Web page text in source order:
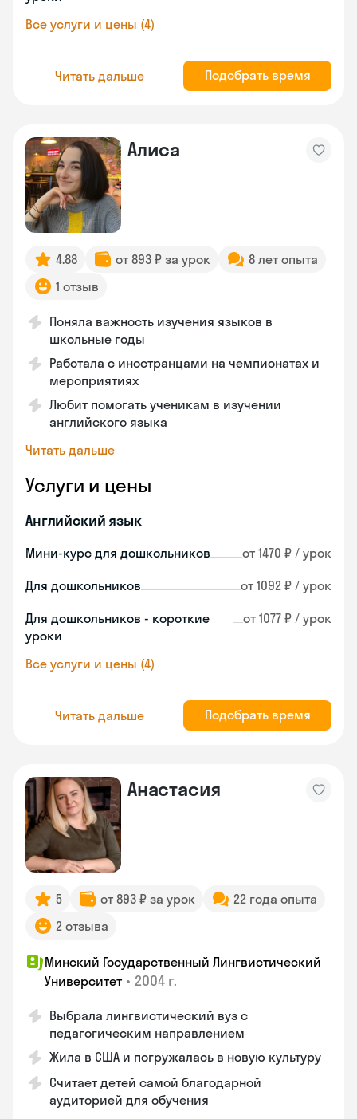
Все услуги и цены (4)
Читать дальше Подобрать время
Алиса
4.88 от 893 ₽ за урок
8 лет опыта
1 отзыв
Поняла важность изучения языков в
школьные годы
Работала с иностранцами на чемпионатах и
мероприятиях
Любит помогать ученикам в изучении
английского языка
Читать дальше
Услуги и цены
Английский язык
Мини-курс для дошкольников от 1470 ₽ / урок
Для дошкольников от 1092 ₽ / урок
Для дошкольников - короткие
уроки
от 1077 ₽ / урок
Все услуги и цены (4)
Читать дальше Подобрать время
Анастасия
5 от 893 ₽ за урок
22 года опыта
2 отзыва
Минский Государственный Лингвистический
Университет • 2004 г.
Выбрала лингвистический вуз с
педагогическим направлением
Жила в США и погружалась в новую культуру
Считает детей самой благодарной
аудиторией для обучения